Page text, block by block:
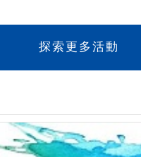
探索更多活動